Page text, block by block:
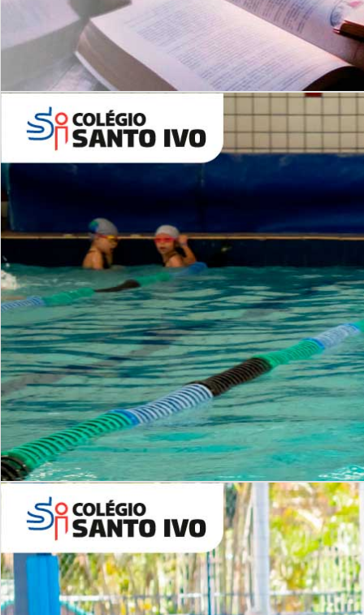
Leituras Literárias
Período Integral | Saiba mais
6º AO 9º ANO FUNDAMENTAL
Inglês: Turmas Reduzidas
(Proficiência)
ALUNOS NOVOS
Entre em Contato
INSTITUCIONAL